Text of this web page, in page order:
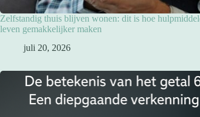
Zelfstandig thuis blijven wonen: dit is hoe
leven gemakkelijker maken
juli 20, 2026